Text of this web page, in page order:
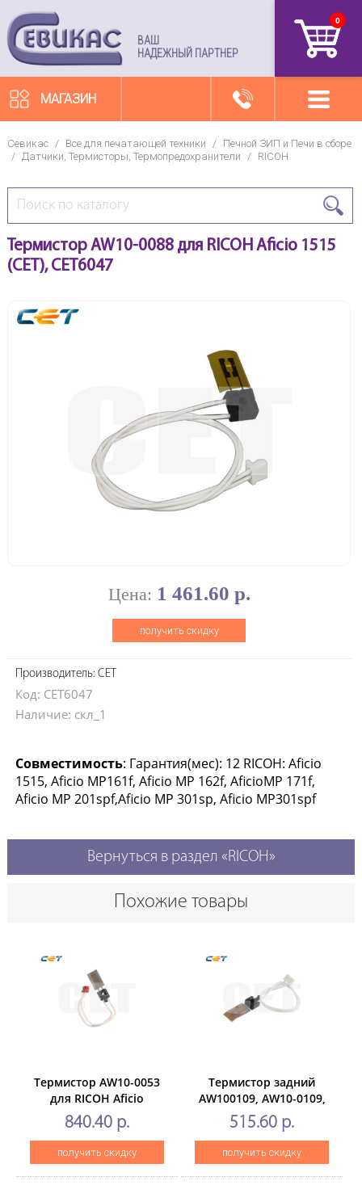
ВАШ
НАДЕЖНЫЙ ПАРТНЕР
0
МАГАЗИН
Севикас / Все для печатающей техники /
Печной ЗИП и Печи в сборе
/ Датчики, Термисторы, Термопредохранители / RICOH
Термистор AW10-0088 для RICOH Aficio 1515
(CET), CET6047
Цена: 1 461.60 р.
получить скидку
Производитель: CET
Код: CET6047
Наличие: скл_1
Совместимость: Гарантия(мес): 12 RICOH: Aficio
1515, Aficio MP161f, Aficio MP 162f, AficioMP 171f,
Aficio MP 201spf,Aficio MP 301sp, Aficio MP301spf
Вернуться в раздел «RICOH»
Похожие товары
Термистор AW10-0053
для RICOH Aficio
1022/1027 (CET),CET4493
840.40 р.
получить скидку
Термистор задний
AW100109, AW10-0109,
AW10-0096,AW10-0132
для RICOH Aficio
2051/2060/2075 (CET),
CET5316
515.60 р.
получить скидку